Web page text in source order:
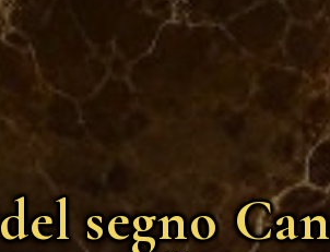
segno